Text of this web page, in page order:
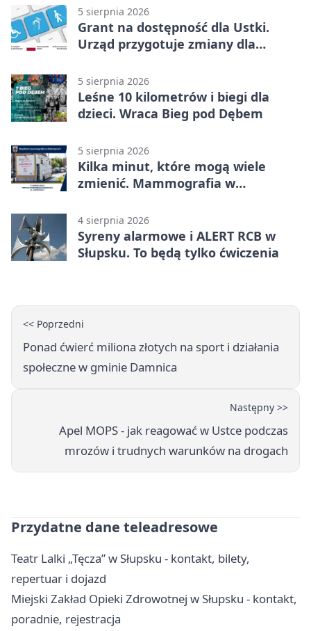
5 sierpnia 2026
Grant na dostępność dla Ustki.
Urząd przygotuje zmiany dla
5 sierpnia 2026
Leśne 10 kilometrów i biegi dla
dzieci. Wraca Bieg pod Dębem
5 sierpnia 2026
Kilka minut, które mogą wiele
zmienić. Mammografia w
4 sierpnia 2026
Syreny alarmowe i ALERT RCB w
Słupsku. To będą tylko ćwiczenia
<< Poprzedni
Ponad ćwierć miliona złotych na sport i działania
społeczne w gminie Damnica
Następny >>
Apel MOPS - jak reagować w Ustce podczas
mrozów i trudnych warunków na drogach
Przydatne dane teleadresowe
Teatr Lalki „Tęcza” w Słupsku - kontakt, bilety,
repertuar i dojazd
Miejski Zakład Opieki Zdrowotnej w Słupsku - kontakt,
poradnie, rejestracja